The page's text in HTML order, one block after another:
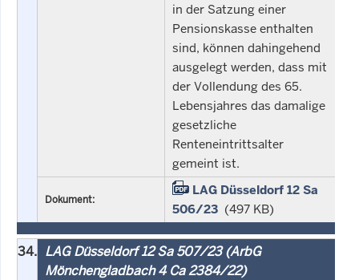
in der Satzung einer
Pensionskasse enthalten
sind, können dahingehend
ausgelegt werden, dass mit
der Vollendung des 65.
Lebensjahres das damalige
gesetzliche
Renteneintrittsalter
gemeint ist.
Dokument:
LAG Düsseldorf 12 Sa
506/23 (497 KB)
34. LAG Düsseldorf 12 Sa 507/23 (ArbG
Mönchengladbach 4 Ca 2384/22)